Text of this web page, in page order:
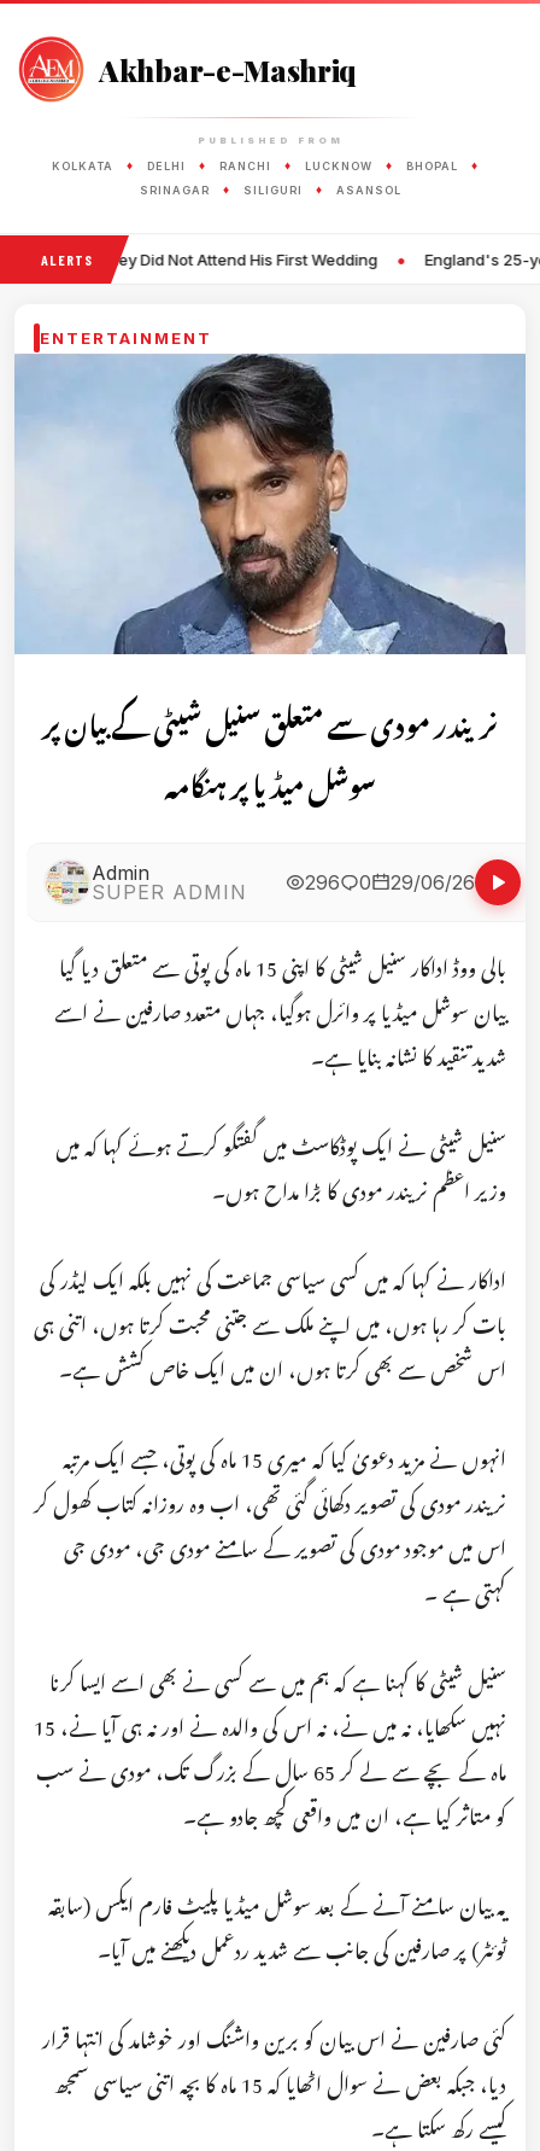
Akhbar-e-Mashriq
PUBLISHED FROM
KOLKATA ♦ DELHI ♦ RANCHI ♦ LUCKNOW ♦ BHOPAL ♦
SRINAGAR ♦ SILIGURI ♦ ASANSOL
ALERTS
Not Attend His First Wedding • England's 25-year-old Fast
ENTERTAINMENT
نریندر مودی سے متعلق سنیل شیٹی کے بیان پر
سوشل میڈیا پر ہنگامہ
Admin
SUPER ADMIN
296 0 29/06/26
بالی ووڈ اداکار سنیل شیٹی کا اپنی 15 ماہ کی پوتی سے متعلق دیا گیا
بیان سوشل میڈیا پر وائرل ہوگیا، جہاں متعدد صارفین نے اسے
شدید تنقید کا نشانہ بنایا ہے۔
سنیل شیٹی نے ایک پوڈکاسٹ میں گفتگو کرتے ہوئے کہا کہ میں
وزیر اعظم نریندر مودی کا بڑا مداح ہوں۔
اداکار نے کہا کہ میں کسی سیاسی جماعت کی نہیں بلکہ ایک لیڈر کی
بات کر رہا ہوں، میں اپنے ملک سے جتنی محبت کرتا ہوں، اتنی ہی
اس شخص سے بھی کرتا ہوں، ان میں ایک خاص کشش ہے۔
انہوں نے مزید دعویٰ کیا کہ میری 15 ماہ کی پوتی، جسے ایک مرتبہ
نریندر مودی کی تصویر دکھائی گئی تھی، اب وہ روزانہ کتاب کھول کر
اس میں موجود مودی کی تصویر کے سامنے مودی جی، مودی جی
کہتی ہے ۔
سنیل شیٹی کا کہنا ہے کہ ہم میں سے کسی نے بھی اسے ایسا کرنا
نہیں سکھایا، نہ میں نے، نہ اس کی والدہ نے اور نہ ہی آیا نے، 15
ماہ کے بچے سے لے کر 65 سال کے بزرگ تک، مودی نے سب
کو متاثر کیا ہے، ان میں واقعی کچھ جادو ہے۔
یہ بیان سامنے آنے کے بعد سوشل میڈیا پلیٹ فارم ایکس (سابقہ
ٹوئٹر) پر صارفین کی جانب سے شدید ردعمل دیکھنے میں آیا۔
کئی صارفین نے اس بیان کو برین واشنگ اور خوشامد کی انتہا قرار
دیا، جبکہ بعض نے سوال اٹھایا کہ 15 ماہ کا بچہ اتنی سیاسی سمجھ
کیسے رکھ سکتا ہے۔